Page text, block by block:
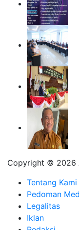
Copyright © 2026
Tentang Kami
Pedoman
Legalitas
Iklan